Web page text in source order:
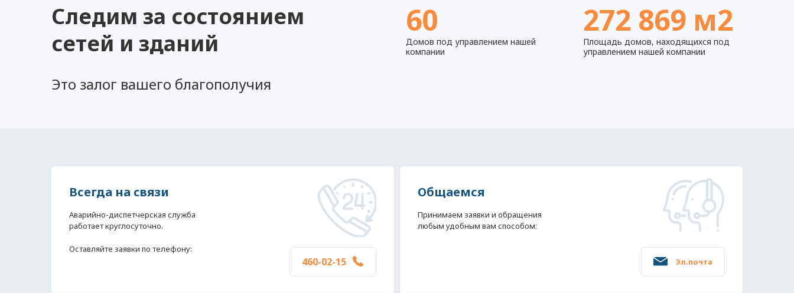
Следим за состоянием
сетей и зданий
Это залог вашего благополучия
60
Домов под управлением нашей
компании
272 869 м2
Площадь домов, находящихся под
управлением нашей компании
Всегда на связи
Аварийно-диспетчерская служба
работает круглосуточно.
Оставляйте заявки по телефону:
460-02-15
Общаемся
Принимаем заявки и обращения
любым удобным вам способом:
Эл.почта